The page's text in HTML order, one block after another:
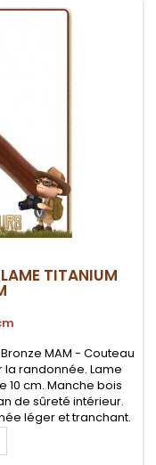
TITANIUM
MAM - Couteau
randonnée. Lame
10 cm. Manche bois
de sûreté intérieur.
léger et tranchant.